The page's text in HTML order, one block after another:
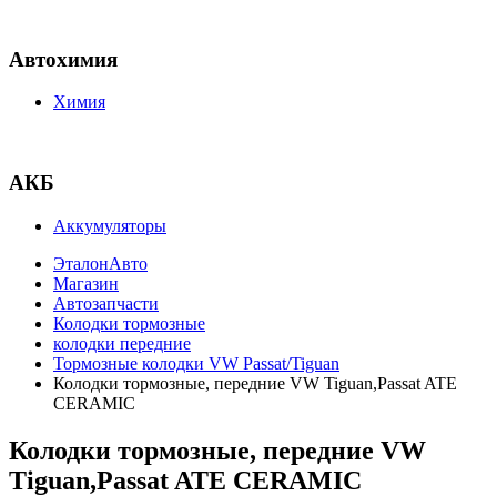
Автохимия
Химия
АКБ
Аккумуляторы
ЭталонАвто
Магазин
Автозапчасти
Колодки тормозные
колодки передние
Тормозные колодки VW Passat/Tiguan
Колодки тормозные, передние VW Tiguan,Passat ATE
CERAMIC
Колодки тормозные, передние VW
Tiguan,Passat ATE CERAMIC